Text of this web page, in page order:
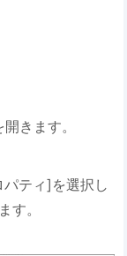
きます。
ティ]を選択し
す。